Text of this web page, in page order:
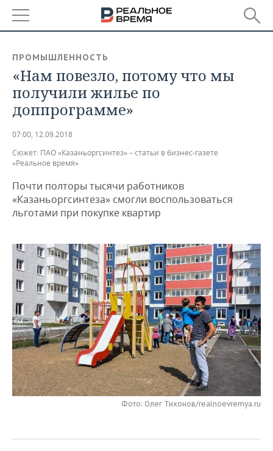
БАШКОРТОСТАН
ТАТАРСТАН
НОВОСТИ
АНАЛИТИКА
ДЕКЛАРАЦИИ О ДОХОДАХ
КОРОЛИ ГОСЗАКАЗА ПФО
ВУЗЫ ТАТАРСТАНА
ТОРГОВЫЕ ЦЕНТРЫ
ТАТАРСТАНА
НОВОСТИ ЭКОНОМИКИ
ФИНАНСЫ
БАНКИ
ИНВЕСТИЦИИ
ПРОМЫШЛЕННОСТЬ
НОВОСТИ
ПРОМЫШЛЕННОСТИ
АГРОПРОМ
МАШИНОСТРОЕНИЕ
НЕФТЕХИМИЯ
НЕФТЬ
ОПК
ЭНЕРГЕТИКА
НЕДВИЖИМОСТЬ
НОВОСТИ НЕДВИЖИМОСТИ
АВТО
НОВОСТИ БИЗНЕСА
РОЗНИЧНАЯ ТОРГОВЛЯ
ТРАНСПОРТ
УСЛУГИ
ТЕХНОЛОГИИ
НОВОСТИ ТЕХНОЛОГИЙ
IT
МЕДИА
ТЕЛЕКОММУНИКАЦИИ
МЕРОПРИЯТИЯ
НОВОСТИ МЕРОПРИЯТИЙ
ВЫЕЗДНАЯ РЕДАКЦИЯ
БИЗНЕС-БРАНЧИ
ONLINE-КОНФЕРЕНЦИИ
ОТКРЫТАЯ ЛЕКЦИЯ
СПОРТ
НОВОСТИ СПОРТА
ФУТБОЛ
БАСКЕТБОЛ
ОБЩЕСТВО
НОВОСТИ ОБЩЕСТВА
ИНФРАСТРУКТУРА
ФОТОГАЛЕРЕЯ
СПРАВОЧНИК
ПРОМЫШЛЕННОСТЬ
«Нам повезло, потому что мы
получили жилье по
доппрограмме»
07:00, 12.09.2018
Сюжет: ПАО «Казаньоргсинтез» – статьи в бизнес-газете
«Реальное время»
Почти полторы тысячи работников
«Казаньоргсинтеза» смогли воспользоваться
льготами при покупке квартир
Фото: Олег Тихонов/realnoevremya.ru